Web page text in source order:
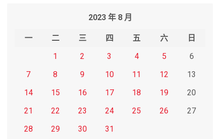
2023 年 8 月
一 二 三 四 五 六
日
1
2 3 4 5
6
7
8 9 10 11 12
13
14
15 16 17 18 19
20
21
22 23 24 25 26
27
28
29 30
31